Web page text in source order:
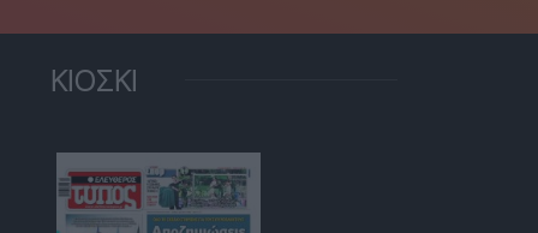
ΚΙΟΣΚΙ